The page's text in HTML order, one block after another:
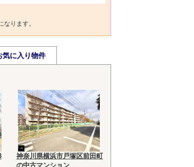
ります。
気に入り物件
神奈川県横浜市戸塚区前田町
の中古マンション